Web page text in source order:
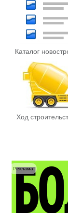
Каталог
Ход
Реклама